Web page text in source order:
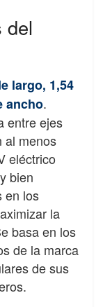
del
largo, 1,54
ancho.
entre ejes
al menos
eléctrico
bien
en los
la
basa en los
de la marca
de sus